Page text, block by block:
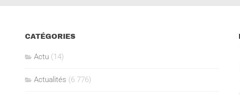
CATÉGORIES
Actu (14)
Actualités (6 776)